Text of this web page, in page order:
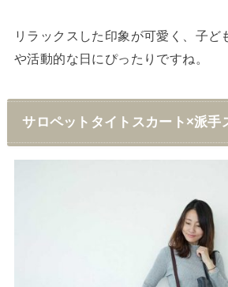
リラックスした印象が可愛く、子ど
や活動的な日にぴったりですね。
サロペットタイトスカート×派手